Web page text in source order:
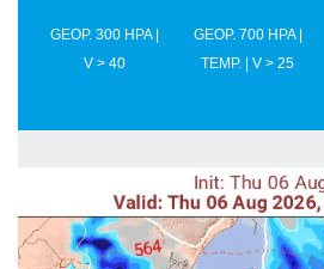
GEOP. 300 HPA |
V > 40
GEOP. 700 HPA |
TEMP. | V > 25